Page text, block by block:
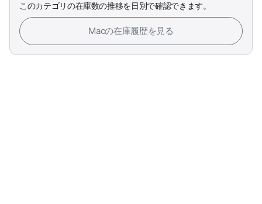
このカテゴリの在庫数の推移を日別で確認できます。
Macの在庫履歴を見る